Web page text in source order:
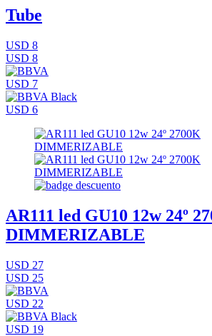
Tube
USD 8
USD 8
USD 7
USD 6
AR111 led GU10 12w 24º
DIMMERIZABLE
USD 27
USD 25
USD 22
USD 19